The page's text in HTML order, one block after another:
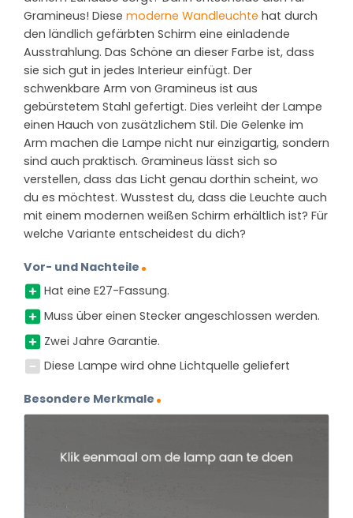
Gramineus! Diese moderne Wandleuchte hat durch
den ländlich gefärbten Schirm eine einladende
Ausstrahlung. Das Schöne an dieser Farbe ist, dass
sie sich gut in jedes Interieur einfügt. Der
schwenkbare Arm von Gramineus ist aus
gebürstetem Stahl gefertigt. Dies verleiht der Lampe
einen Hauch von zusätzlichem Stil. Die Gelenke im
Arm machen die Lampe nicht nur einzigartig, sondern
sind auch praktisch. Gramineus lässt sich so
verstellen, dass das Licht genau dorthin scheint, wo
du es möchtest. Wusstest du, dass die Leuchte auch
mit einem modernen weißen Schirm erhältlich ist? Für
welche Variante entscheidest du dich?
Vor- und Nachteile
Hat eine E27-Fassung.
Muss über einen Stecker angeschlossen werden.
Zwei Jahre Garantie.
Diese Lampe wird ohne Lichtquelle geliefert
Besondere Merkmale